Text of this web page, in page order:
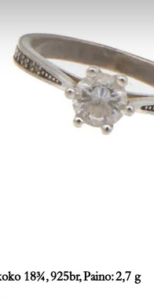
18¾, 925br, Paino: 2,7 g